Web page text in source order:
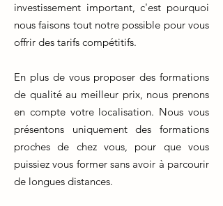
investissement important, c'est pourquoi
nous faisons tout notre possible pour vous
offrir des tarifs compétitifs.
En plus de vous proposer des formations
de qualité au meilleur prix, nous prenons
en compte votre localisation. Nous vous
présentons uniquement des formations
proches de chez vous, pour que vous
puissiez vous former sans avoir à parcourir
de longues distances.